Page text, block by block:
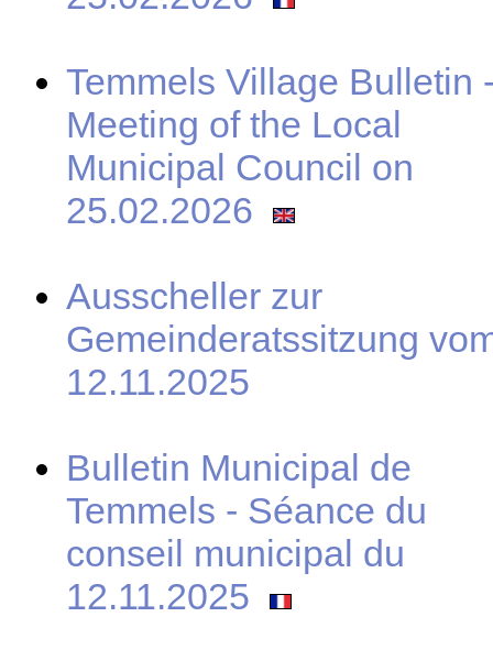
Temmels Village Bulletin
Meeting of the Local
Municipal Council on
25.02.2026
Ausscheller zur
Gemeinderatssitzung
12.11.2025
Bulletin Municipal de
Temmels - Séance du
conseil municipal du
12.11.2025